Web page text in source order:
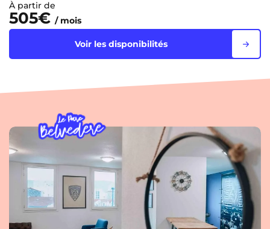
À partir de
505€/ mois
Voir les disponibilités